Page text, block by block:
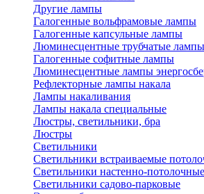
Другие лампы
Галогенные вольфрамовые лампы
Галогенные капсульные лампы
Люминесцентные трубчатые лампы
Галогенные софитные лампы
Люминесцентные лампы
Рефлекторные лампы накала
Лампы накаливания
Лампы накала специальные
Люстры, светильники, бра
Люстры
Светильники
Светильники встраиваемые
Светильники настенно-потолочные
Светильники садово-парковые